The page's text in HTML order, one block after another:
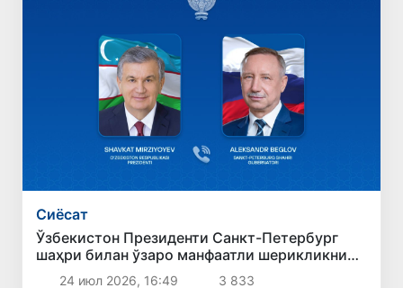
Сиёсат
Ўзбекистон Президенти Санкт-Петербург
шаҳри билан ўзаро манфаатли шерикликни
кенгайтириш муҳимлигини таъкидлади
24 июл 2026, 16:49 3 833